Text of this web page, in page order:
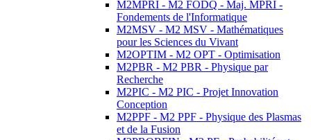
M2MPRI - M2 FODQ - Maj. MPRI -
Fondements de l'Informatique
M2MSV - M2 MSV - Mathématiques
pour les Sciences du Vivant
M2OPTIM - M2 OPT - Optimisation
M2PBR - M2 PBR - Physique par
Recherche
M2PIC - M2 PIC - Projet Innovation
Conception
M2PPF - M2 PPF - Physique des Plasmas
et de la Fusion